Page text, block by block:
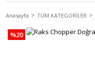
Anasayfa TÜM KATEGORİLER
%20